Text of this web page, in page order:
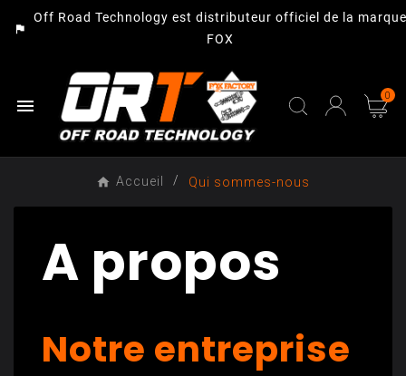
assistant_photo
Off Road Technology est distributeur officiel de la marque
FOX
 0
Accueil Qui sommes-nous
A propos
Notre entreprise